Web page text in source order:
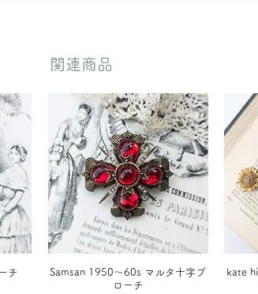
​関連商品
チ
Samsan 1950〜60s マルタ十字ブ
ローチ
kate